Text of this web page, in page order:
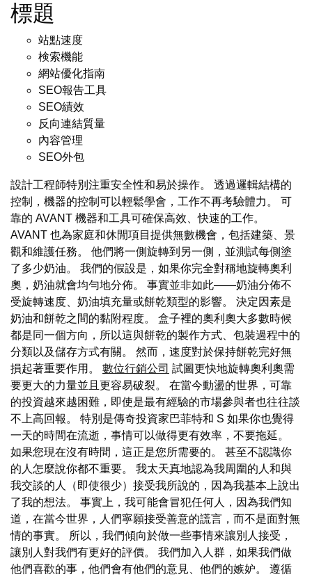
標題
站點速度
検索機能
網站優化指南
SEO報告工具
SEO績效
反向連結質量
內容管理
SEO外包
設計工程師特別注重安全性和易於操作。 透過邏輯結構的
控制，機器的控制可以輕鬆學會，工作不再考驗體力。 可
靠的 AVANT 機器和工具可確保高效、快速的工作。
AVANT 也為家庭和休閒項目提供無數機會，包括建築、景
觀和維護任務。 他們將一側旋轉到另一側，並測試每側塗
了多少奶油。 我們的假設是，如果你完全對稱地旋轉奧利
奧，奶油就會均勻地分佈。 事實並非如此——奶油分佈不
受旋轉速度、奶油填充量或餅乾類型的影響。 決定因素是
奶油和餅乾之間的黏附程度。 盒子裡的奧利奧大多數時候
都是同一個方向，所以這與餅乾的製作方式、包裝過程中的
分類以及儲存方式有關。 然而，速度對於保持餅乾完好無
損起著重要作用。 數位行銷公司 試圖更快地旋轉奧利奧需
要更大的力量並且更容易破裂。 在當今動盪的世界，可靠
的投資越來越困難，即使是最有經驗的市場參與者也往往談
不上高回報。 特別是傳奇投資家巴菲特和 S 如果你也覺得
一天的時間在流逝，事情可以做得更有效率，不要拖延。
如果您現在沒有時間，這正是您所需要的。 甚至不認識你
的人怎麼說你都不重要。 我太天真地認為我周圍的人和與
我交談的人（即使很少）接受我所說的，因為我基本上說出
了我的想法。 事實上，我可能會冒犯任何人，因為我們知
道，在當今世界，人們寧願接受善意的謊言，而不是面對無
情的事實。 所以，我們傾向於做一些事情來讓別人接受，
讓別人對我們有更好的評價。 我們加入人群，如果我們做
他們喜歡的事，他們會有他們的意見、他們的嫉妒。 遵循